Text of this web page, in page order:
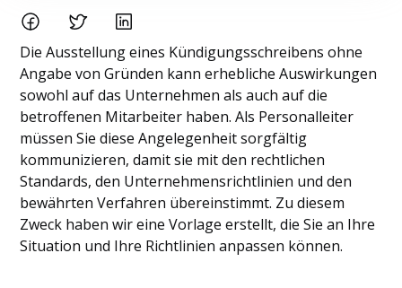
Die Ausstellung eines Kündigungsschreibens ohne
Angabe von Gründen kann erhebliche Auswirkungen
sowohl auf das Unternehmen als auch auf die
betroffenen Mitarbeiter haben. Als Personalleiter
müssen Sie diese Angelegenheit sorgfältig
kommunizieren, damit sie mit den rechtlichen
Standards, den Unternehmensrichtlinien und den
bewährten Verfahren übereinstimmt. Zu diesem
Zweck haben wir eine Vorlage erstellt, die Sie an Ihre
Situation und Ihre Richtlinien anpassen können.